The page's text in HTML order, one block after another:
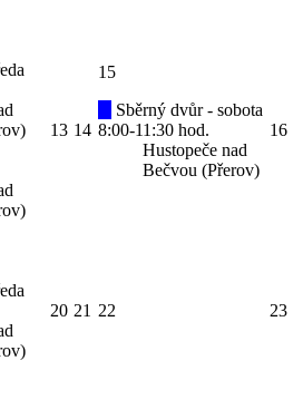
13 14
15
Sběrný dvůr - sobota
8:00-11:30 hod.
Hustopeče nad
Bečvou (Přerov)
16
20 21 22 23